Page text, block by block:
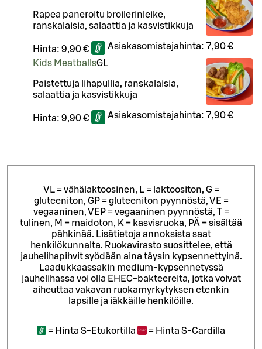
Rapea paneroitu broilerinleike,
ranskalaisia, salaattia ja kasvistikkuja
Hinta: 9,90 € Asiakasomistajahinta: 7,90 €
Kids MeatballsGL
Paistettuja lihapullia, ranskalaisia,
salaattia ja kasvistikkuja
Hinta: 9,90 € Asiakasomistajahinta: 7,90 €
VL = vähälaktoosinen, L = laktoositon, G =
gluteeniton, GP = gluteeniton pyynnöstä, VE =
vegaaninen, VEP = vegaaninen pyynnöstä, T =
tulinen, M = maidoton, K = kasvisruoka, PÄ = sisältää
pähkinää. Lisätietoja annoksista saat
henkilökunnalta. Ruokavirasto suosittelee, että
jauhelihapihvit syödään aina täysin kypsennettyinä.
Laadukkaassakin medium-kypsennetyssä
jauhelihassa voi olla EHEC-bakteereita, jotka voivat
aiheuttaa vakavan ruokamyrkytyksen etenkin
lapsille ja iäkkäille henkilöille.
= Hinta S-Etukortilla = Hinta S-Cardilla